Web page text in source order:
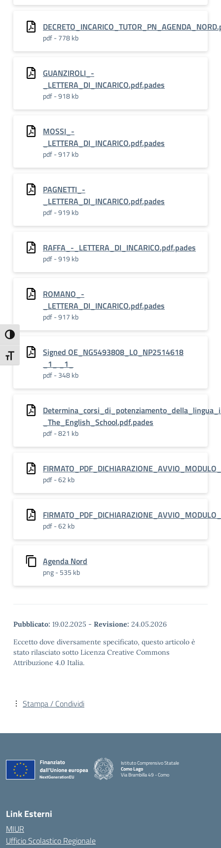
Attiva/disattiva alto contrasto
Attiva/disattiva dimensione testo
pdf - 778 kb
GUANZIROLI_-
_LETTERA_DI_INCARICO.pdf.pades
pdf - 918 kb
MOSSI_-
_LETTERA_DI_INCARICO.pdf.pades
pdf - 917 kb
PAGNETTI_-
_LETTERA_DI_INCARICO.pdf.pades
pdf - 919 kb
RAFFA_-_LETTERA_DI_INCARICO.pdf.pades
pdf - 919 kb
ROMANO_-
_LETTERA_DI_INCARICO.pdf.pades
pdf - 917 kb
Signed OE_NG5493808_L0_NP2514618
_1_ _1_
pdf - 348 kb
_The_English_School.pdf.pades
pdf - 821 kb
pdf - 62 kb
pdf - 62 kb
Agenda Nord
png - 535 kb
Pubblicato: 19.02.2025 - Revisione: 24.05.2026
Eccetto dove diversamente specificato, questo articolo è
stato rilasciato sotto Licenza Creative Commons
Attribuzione 4.0 Italia.
Stampa / Condividi
Istituto Comprensivo Statale
Como Lago
Via Brambilla 49 - Como
Link Esterni
MIUR
Ufficio Scolastico Regionale